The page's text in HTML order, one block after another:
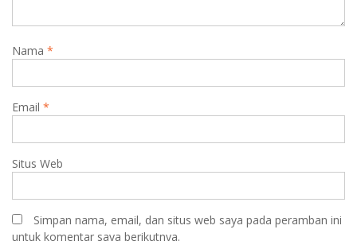
Nama *
Email *
Situs Web
Simpan nama, email, dan situs web saya pada peramban ini
untuk komentar saya berikutnya.